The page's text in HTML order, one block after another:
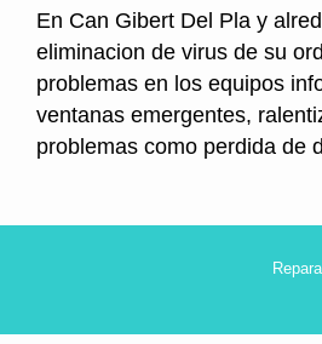
En Can Gibert Del Pla y
eliminacion de virus de su
problemas en los equipos
ventanas emergentes,
problemas como perdida de